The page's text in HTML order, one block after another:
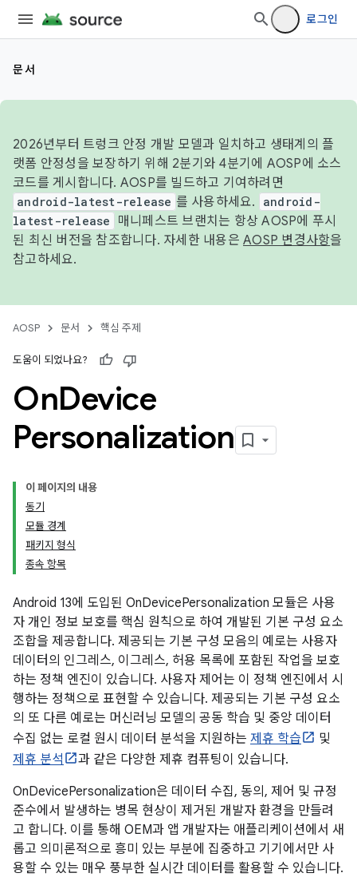
로그인
문서
2026년부터 트렁크 안정 개발 모델과 일치하고 생태계의 플
랫폼 안정성을 보장하기 위해 2분기와 4분기에 AOSP에 소스
코드를 게시합니다. AOSP를 빌드하고 기여하려면
android-latest-release 를 사용하세요.
android-
latest-release
매니페스트 브랜치는 항상 AOSP에 푸시
된 최신 버전을 참조합니다. 자세한 내용은 AOSP 변경사항을
참고하세요.
AOSP 문서 핵심 주제
도움이 되었나요?
OnDevice
Personalization
이 페이지의 내용
동기
모듈 경계
패키지 형식
종속 항목
Android 13에 도입된 OnDevicePersonalization 모듈은 사용
자 개인 정보 보호를 핵심 원칙으로 하여 개발된 기본 구성 요소
조합을 제공합니다. 제공되는 기본 구성 모음의 예로는 사용자
데이터의 인그레스, 이그레스, 허용 목록에 포함된 작업을 보호
하는 정책 엔진이 있습니다. 사용자 제어는 이 정책 엔진에서 시
행하는 정책으로 표현할 수 있습니다. 제공되는 기본 구성 요소
의 또 다른 예로는 머신러닝 모델의 공동 학습 및 중앙 데이터
수집 없는 로컬 원시 데이터 분석을 지원하는 제휴 학습
및
제휴 분석
과 같은 다양한 제휴 컴퓨팅이 있습니다.
OnDevicePersonalization은 데이터 수집, 동의, 제어 및 규정
준수에서 발생하는 병목 현상이 제거된 개발자 환경을 만들려
고 합니다. 이를 통해 OEM과 앱 개발자는 애플리케이션에서 새
롭고 의미론적으로 흥미 있는 부분에 집중하고 기기에서만 사
용할 수 있는 매우 풍부한 실시간 데이터를 활용할 수 있습니다.